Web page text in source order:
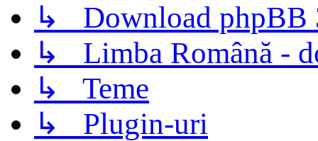
↳ Download phpBB
↳ Limba Română -
↳ Teme
↳ Plugin-uri